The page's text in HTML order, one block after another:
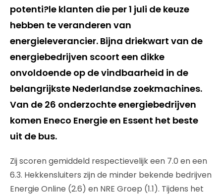
potenti?le klanten die per 1 juli de keuze
hebben te veranderen van
energieleverancier. Bijna driekwart van de
energiebedrijven scoort een dikke
onvoldoende op de vindbaarheid in de
belangrijkste Nederlandse zoekmachines.
Van de 26 onderzochte energiebedrijven
komen Eneco Energie en Essent het beste
uit de bus.
Zij scoren gemiddeld respectievelijk een 7.0 en een
6.3. Hekkensluiters zijn de minder bekende bedrijven
Energie Online (2.6) en NRE Groep (1.1). Tijdens het